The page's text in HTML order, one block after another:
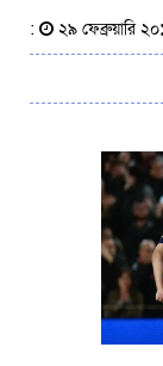
: ২৯ ফেব্রুয়ারি